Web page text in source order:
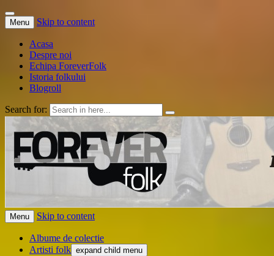
Menu Skip to content
Acasa
Despre noi
Echipa ForeverFolk
Istoria folkului
Blogroll
Search for:
ForeverFolk
Muzica sufletului tau
Menu Skip to content
Albume de colectie
Artisti folk expand child menu